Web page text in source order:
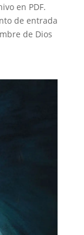
en PDF.
de entrada
de Dios